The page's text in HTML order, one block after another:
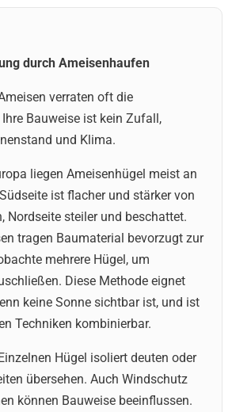
durch Ameisenhaufen
verraten oft die
Bauweise ist kein Zufall,
und Klima.
liegen Ameisenhügel meist an
ist flacher und stärker von
Nordseite steiler und beschattet.
tragen Baumaterial bevorzugt zur
mehrere Hügel, um
Diese Methode eignet
keine Sonne sichtbar ist, und ist
Techniken kombinierbar.
Einzelnen Hügel isoliert deuten oder
übersehen. Auch Windschutz
können Bauweise beeinflussen.